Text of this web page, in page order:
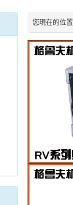
您現在的位置